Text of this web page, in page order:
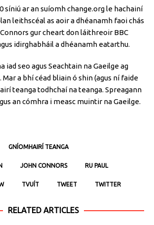
síniú ar an suíomh change.org le hachainí
leithscéal as aoir a dhéanamh faoi chás
gur cheart don láithreoir BBC
idirghabháil a dhéanamh eatarthu.
iad seo agus Seachtain na Gaeilge ag
a bhí céad bliain ó shin (agus ní faide
teanga todhchaí na teanga. Spreagann
an cómhra i measc muintir na Gaeilge.
GNÍOMHAIRÍ TEANGA
JOHN CONNORS RU PAUL
TVUÍT TWEET TWITTER
RELATED ARTICLES